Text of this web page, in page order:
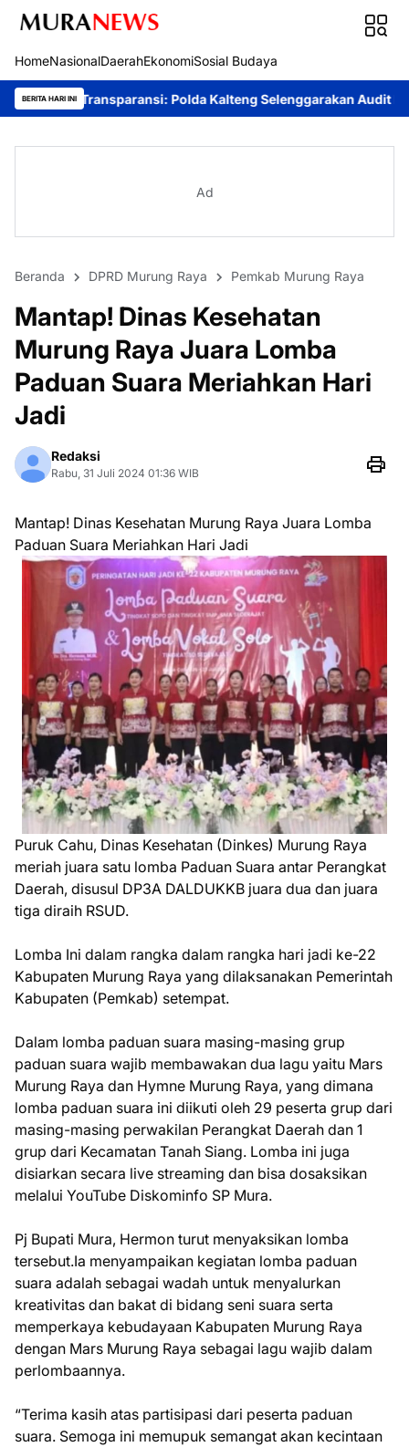
HomeNasionalDaerahEkonomiSosial Budaya
BERITA HARI INI
Polda Kalteng Selenggarakan Audit Kinerja Komprehensif
Ad
Beranda DPRD Murung Raya Pemkab Murung Raya
Mantap! Dinas Kesehatan
Murung Raya Juara Lomba
Paduan Suara Meriahkan Hari
Jadi
Redaksi
Rabu, 31 Juli 2024 01:36 WIB
Mantap! Dinas Kesehatan Murung Raya Juara Lomba
Paduan Suara Meriahkan Hari Jadi
Puruk Cahu, Dinas Kesehatan (Dinkes) Murung Raya
meriah juara satu lomba Paduan Suara antar Perangkat
Daerah, disusul DP3A DALDUKKB juara dua dan juara
tiga diraih RSUD.
Lomba Ini dalam rangka dalam rangka hari jadi ke-22
Kabupaten Murung Raya yang dilaksanakan Pemerintah
Kabupaten (Pemkab) setempat.
Dalam lomba paduan suara masing-masing grup
paduan suara wajib membawakan dua lagu yaitu Mars
Murung Raya dan Hymne Murung Raya, yang dimana
lomba paduan suara ini diikuti oleh 29 peserta grup dari
masing-masing perwakilan Perangkat Daerah dan 1
grup dari Kecamatan Tanah Siang. Lomba ini juga
disiarkan secara live streaming dan bisa dosaksikan
melalui YouTube Diskominfo SP Mura.
Pj Bupati Mura, Hermon turut menyaksikan lomba
tersebut.Ia menyampaikan kegiatan lomba paduan
suara adalah sebagai wadah untuk menyalurkan
kreativitas dan bakat di bidang seni suara serta
memperkaya kebudayaan Kabupaten Murung Raya
dengan Mars Murung Raya sebagai lagu wajib dalam
perlombaannya.
“Terima kasih atas partisipasi dari peserta paduan
suara. Semoga ini memupuk semangat akan kecintaan